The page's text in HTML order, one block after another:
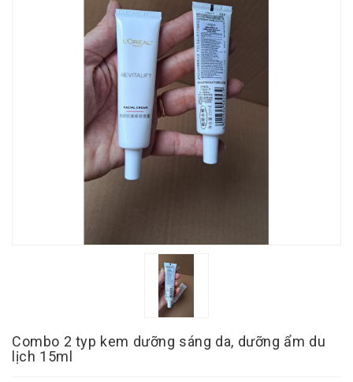
Combo 2 typ kem dưỡng sáng da, dưỡng ẩm du
lịch 15ml